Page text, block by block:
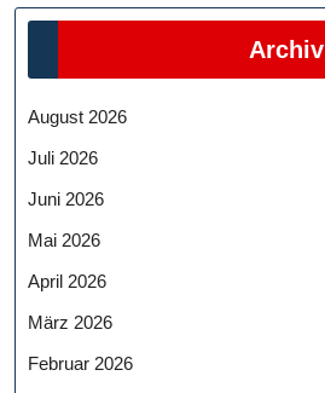
Archiv
August 2026
Juli 2026
Juni 2026
Mai 2026
April 2026
März 2026
Februar 2026